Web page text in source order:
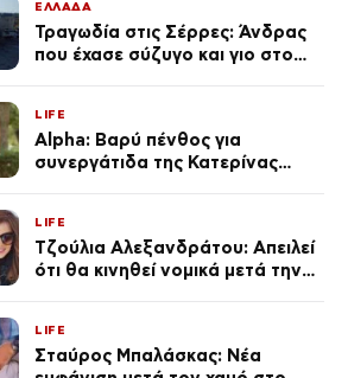
ΕΛΛΑΔΑ
Τραγωδία στις Σέρρες: Άνδρας
που έχασε σύζυγο και γιο στο
LIFE
Alpha: Βαρύ πένθος για
συνεργάτιδα της Κατερίνας
του Θεού»
LIFE
Τζούλια Αλεξανδράτου: Απειλεί
ότι θα κινηθεί νομικά μετά την
LIFE
Σταύρος Μπαλάσκας: Νέα